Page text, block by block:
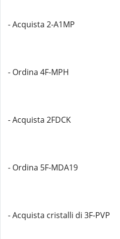
- Acquista 2-A1MP
- Ordina 4F-MPH
- Acquista 2FDCK
- Ordina 5F-MDA19
- Acquista cristalli di 3F-PVP